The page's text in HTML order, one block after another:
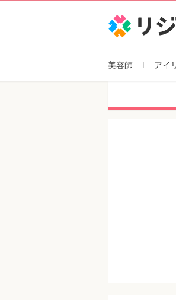
美容師 アイ